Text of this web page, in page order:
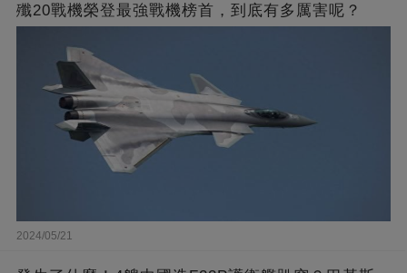
殲20戰機榮登最強戰機榜首，到底有多厲害呢？
2024/05/21